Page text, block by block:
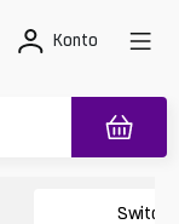
Konto
Switche